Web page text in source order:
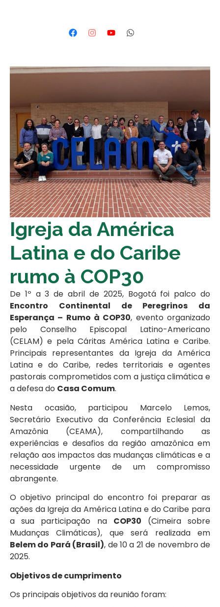
Igreja da América
Latina e do Caribe
rumo à COP30
De 1º a 3 de abril de 2025, Bogotá foi palco do
Encontro Continental de Peregrinos da
Esperança – Rumo à COP30, evento organizado
pelo Conselho Episcopal Latino-Americano
(CELAM) e pela Cáritas América Latina e Caribe.
Principais representantes da Igreja da América
Latina e do Caribe, redes territoriais e agentes
pastorais comprometidos com a justiça climática e
a defesa do Casa Comum.
Nesta ocasião, participou Marcelo Lemos,
Secretário Executivo da Conferência Eclesial da
Amazônia (CEAMA), compartilhando as
experiências e desafios da região amazônica em
relação aos impactos das mudanças climáticas e a
necessidade urgente de um compromisso
abrangente.
O objetivo principal do encontro foi preparar as
ações da Igreja da América Latina e do Caribe para
a sua participação na COP30 (Cimeira sobre
Mudanças Climáticas), que será realizada em
Belem do Pará (Brasil), de 10 a 21 de novembro de
2025.
Objetivos de cumprimento
Os principais objetivos da reunião foram: